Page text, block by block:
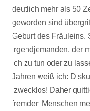
deutlich mehr als 50
geworden sind
Geburt des Fräuleins.
irgendjemanden, der
ich zu tun oder zu
Jahren weiß ich:
zwecklos! Daher
fremden Menschen